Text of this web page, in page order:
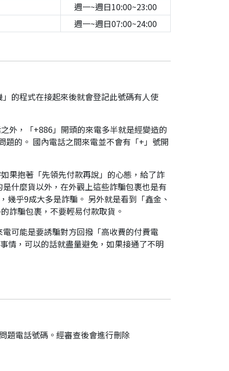
週一~週日10:00~23:00
週一~週日07:00~24:00
的程式在接起來後就會登記此號碼有人使
外，「+886」開頭的來電多半就是經變造的
的。 國內電話之間來電並不會有「+」號開
果抱著「先領先付款再說」的心態，給了詐
什麼貨以外，在外觀上這些詐騙包裹也是有
乎9成大多是詐騙。 另外就是看到「鑫金、
詐騙包裹，不要輕易付款取貨。
可能是要誘騙對方回撥「高收費的付費電
情，可以的話就盡量避免，如果接通了不明
題電話號碼。經審查後會進行刪除